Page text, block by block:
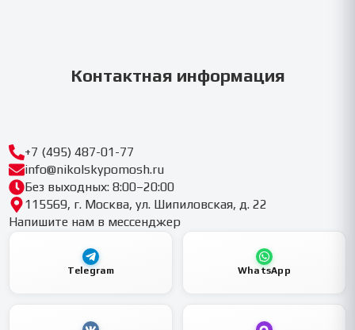
Контактная информация
+7 (495) 487-01-77
info@nikolskypomosh.ru
Без выходных: 8:00–20:00
115569, г. Москва, ул. Шипиловская, д. 22
Напишите нам в мессенджер
Telegram WhatsApp